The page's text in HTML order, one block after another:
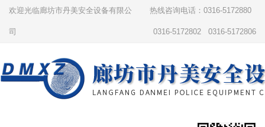
欢迎光临廊坊市丹美安全设备有限公
司
热线咨询电话：0316-5172880
0316-5172802 0316-5172806